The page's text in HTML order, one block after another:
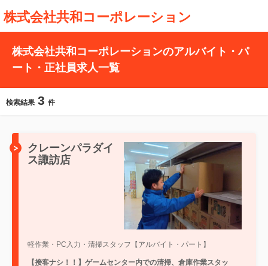
株式会社共和コーポレーション
株式会社共和コーポレーションのアルバイト・パ
ート・正社員求人一覧
検索結果 3 件
クレーンパラダイ
ス諏訪店
軽作業・PC入力・清掃スタッフ【アルバイト・パート】
【接客ナシ！！】ゲームセンター内での清掃、倉庫作業スタッ